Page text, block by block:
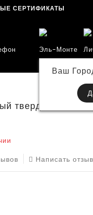
СЕРТИФИКАТЫ
Эль-Монте
Ваш
твердый МАКЕТ
Написать отзыв